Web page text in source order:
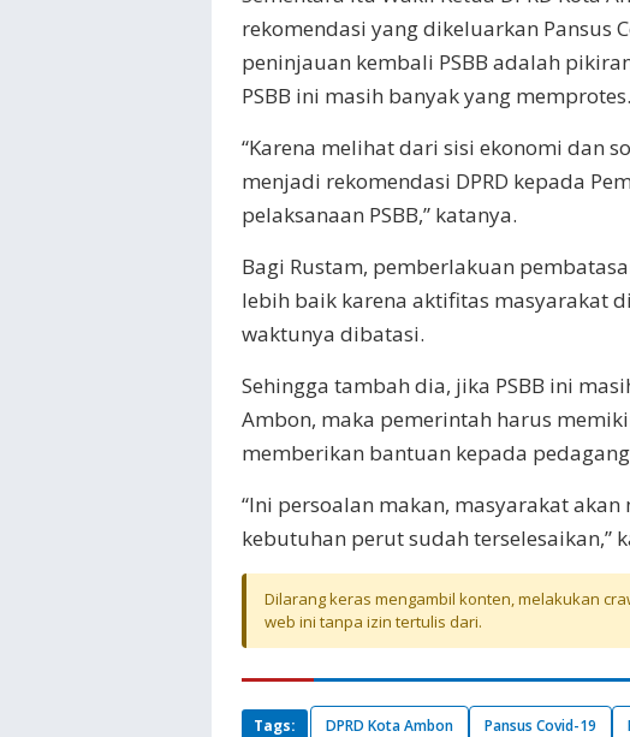
rekomendasi yang dikeluarkan Pansus
peninjauan kembali PSBB adalah
PSBB ini masih banyak yang memprotes.
“Karena melihat dari sisi ekonomi dan
menjadi rekomendasi DPRD kepada
pelaksanaan PSBB,” katanya.
Bagi Rustam, pemberlakuan
lebih baik karena aktifitas masyarakat
waktunya dibatasi.
Sehingga tambah dia, jika PSBB ini
Ambon, maka pemerintah harus
memberikan bantuan kepada
“Ini persoalan makan, masyarakat
kebutuhan perut sudah terselesaikan,”
Dilarang keras mengambil konten, melakukan
web ini tanpa izin tertulis dari.
Tags: DPRD Kota Ambon Pansus Covid-19